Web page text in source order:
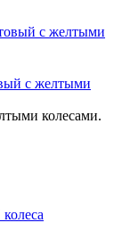
с желтыми
колесами.